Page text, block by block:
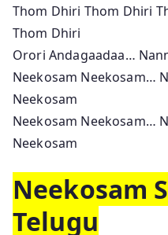
Thom Dhiri Thom Dhiri
Thom Dhiri
Orori Andagaadaa…
Neekosam Neekosam…
Neekosam
Neekosam Neekosam…
Neekosam
Neekosam
Telugu